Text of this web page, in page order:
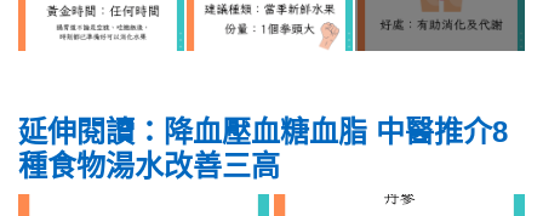
延伸閱讀：降血壓血糖血脂 中醫推介8
種食物湯水改善三高